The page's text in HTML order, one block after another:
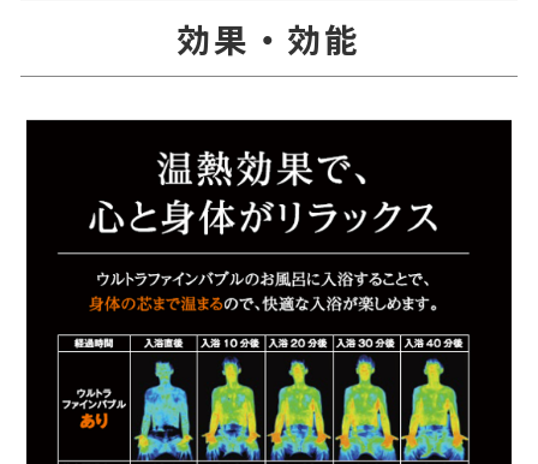
効果・効能